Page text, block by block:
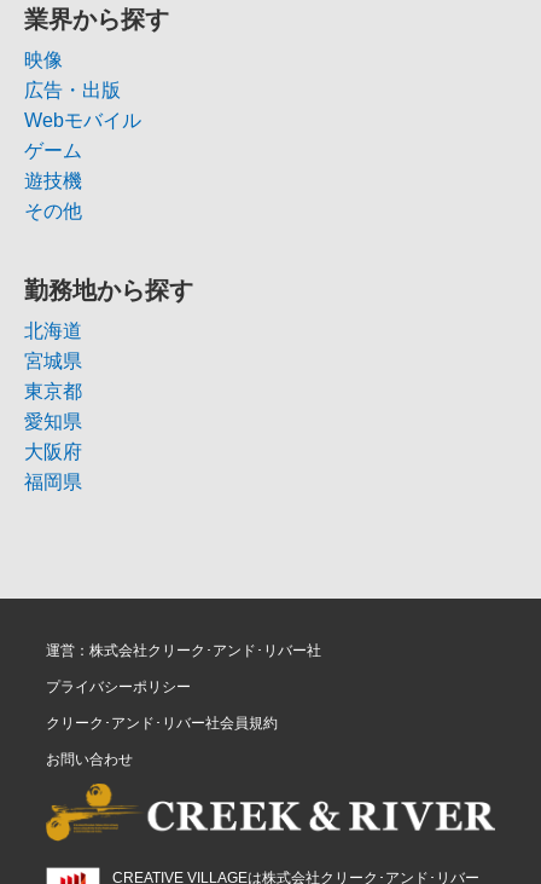
業界から探す
映像
広告・出版
Webモバイル
ゲーム
遊技機
その他
勤務地から探す
北海道
宮城県
東京都
愛知県
大阪府
福岡県
運営：株式会社クリーク･アンド･リバー社
プライバシーポリシー
クリーク･アンド･リバー社会員規約
お問い合わせ
CREATIVE VILLAGEは株式会社クリーク･アンド･リバー